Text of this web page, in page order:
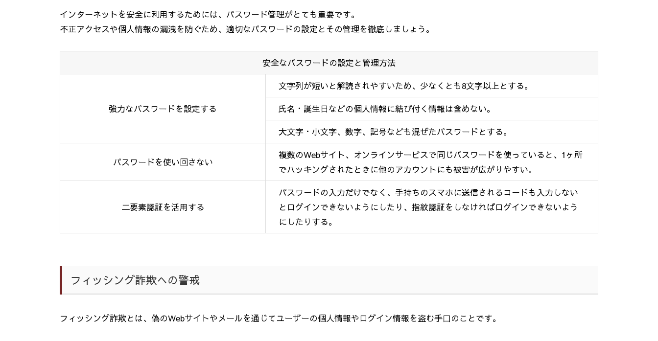
インターネットを安全に利用するためには、パスワード管理がとても重要です。
不正アクセスや個人情報の漏洩を防ぐため、適切なパスワードの設定とその管理を徹底しましょう。
安全なパスワードの設定と管理方法
強力なパスワードを設定する
文字列が短いと解読されやすいため、少なくとも8文字以上とする。
氏名・誕生日などの個人情報に結び付く情報は含めない。
大文字・小文字、数字、記号なども混ぜたパスワードとする。
パスワードを使い回さない
複数のWebサイト、オンラインサービスで同じパスワードを使っていると、 1ヶ所
でハッキングされたときに他のアカウントにも被害が広がりやすい。
二要素認証を活用する
パスワードの入力だけでなく、手持ちのスマホに送信されるコードも入力しない
とログインできないようにしたり、指紋認証をしなければログインできないよう
にしたりする。
フィッシング詐欺への警戒
フィッシング詐欺とは、偽のWebサイトやメールを通じてユーザーの個人情報やログイン情報を盗む手口のことです。